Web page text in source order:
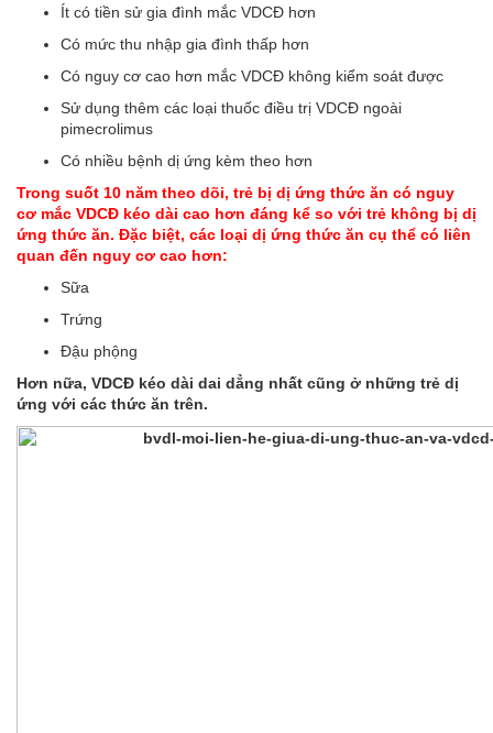
Ít có tiền sử gia đình mắc VDCĐ hơn
Có mức thu nhập gia đình thấp hơn
Có nguy cơ cao hơn mắc VDCĐ không kiểm soát được
Sử dụng thêm các loại thuốc điều trị VDCĐ ngoài
pimecrolimus
Có nhiều bệnh dị ứng kèm theo hơn
Trong suốt 10 năm theo dõi, trẻ bị dị ứng thức ăn có nguy
cơ mắc VDCĐ kéo dài cao hơn đáng kể so với trẻ không bị dị
ứng thức ăn. Đặc biệt, các loại dị ứng thức ăn cụ thể có liên
quan đến nguy cơ cao hơn:
Sữa
Trứng
Đậu phộng
Hơn nữa, VDCĐ kéo dài dai dẳng nhất cũng ở những trẻ dị
ứng với các thức ăn trên.